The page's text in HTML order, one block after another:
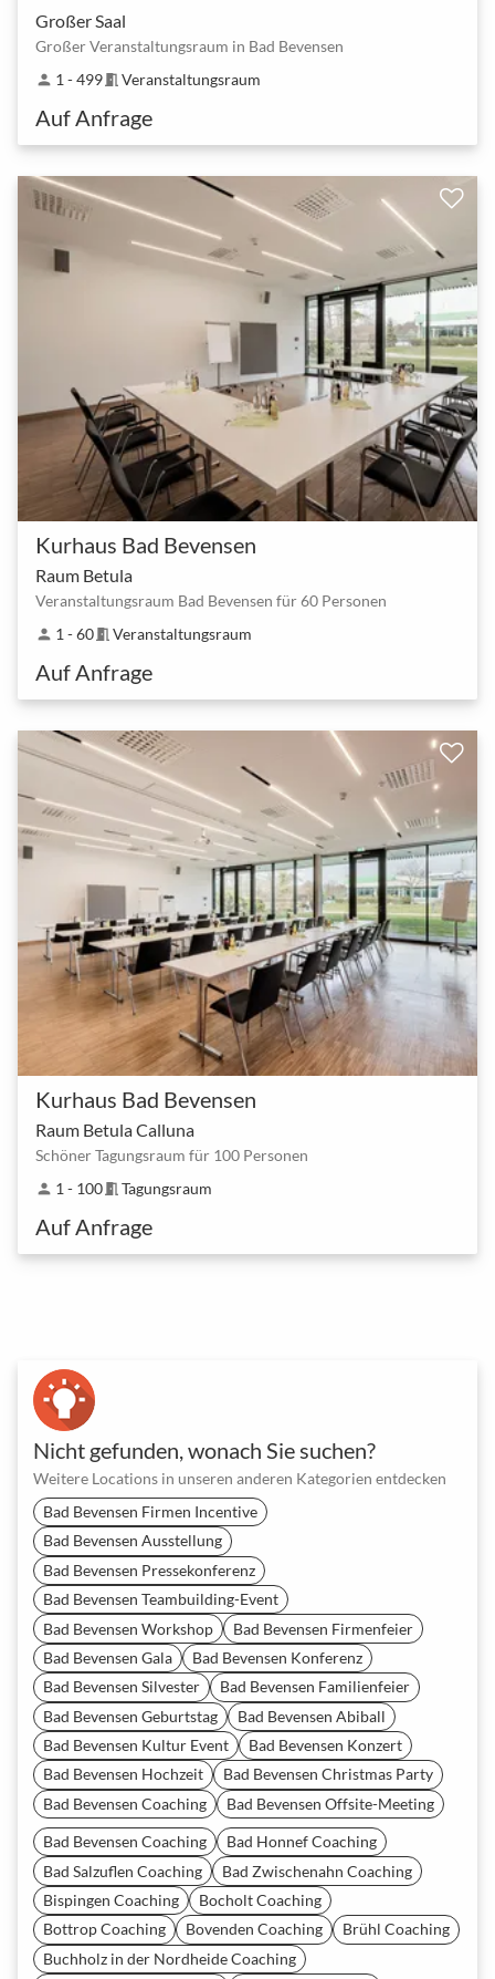
Großer Saal
Großer Veranstaltungsraum in Bad Bevensen
person 1 - 499meeting_room Veranstaltungsraum
Auf Anfrage
Kurhaus Bad Bevensen
Raum Betula
Veranstaltungsraum Bad Bevensen für 60 Personen
person 1 - 60meeting_room Veranstaltungsraum
Auf Anfrage
Kurhaus Bad Bevensen
Raum Betula Calluna
Schöner Tagungsraum für 100 Personen
person 1 - 100meeting_room Tagungsraum
Auf Anfrage
Nicht gefunden, wonach Sie suchen?
Weitere Locations in unseren anderen Kategorien entdecken
Bad Bevensen Firmen Incentive
Bad Bevensen Ausstellung
Bad Bevensen Pressekonferenz
Bad Bevensen Teambuilding-Event
Bad Bevensen Workshop
Bad Bevensen Firmenfeier
Bad Bevensen Gala
Bad Bevensen Konferenz
Bad Bevensen Silvester
Bad Bevensen Familienfeier
Bad Bevensen Geburtstag
Bad Bevensen Abiball
Bad Bevensen Kultur Event
Bad Bevensen Konzert
Bad Bevensen Hochzeit
Bad Bevensen Christmas Party
Bad Bevensen Coaching
Bad Bevensen Offsite-Meeting
Bad Bevensen Coaching
Bad Honnef Coaching
Bad Salzuflen Coaching
Bad Zwischenahn Coaching
Bispingen Coaching
Bocholt Coaching
Bottrop Coaching
Bovenden Coaching
Brühl Coaching
Buchholz in der Nordheide Coaching